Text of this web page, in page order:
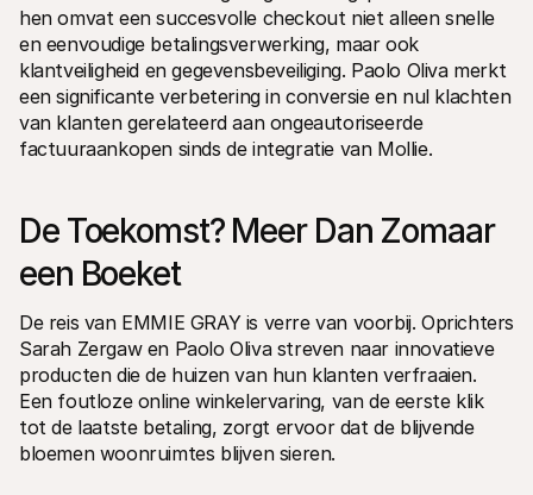
hen omvat een succesvolle checkout niet alleen snelle
en eenvoudige betalingsverwerking, maar ook
klantveiligheid en gegevensbeveiliging. Paolo Oliva merkt
een significante verbetering in conversie en nul klachten
van klanten gerelateerd aan ongeautoriseerde
factuuraankopen sinds de integratie van Mollie.
De Toekomst? Meer Dan Zomaar
een Boeket
De reis van EMMIE GRAY is verre van voorbij. Oprichters
Sarah Zergaw en Paolo Oliva streven naar innovatieve
producten die de huizen van hun klanten verfraaien.
Een foutloze online winkelervaring, van de eerste klik
tot de laatste betaling, zorgt ervoor dat de blijvende
bloemen woonruimtes blijven sieren.